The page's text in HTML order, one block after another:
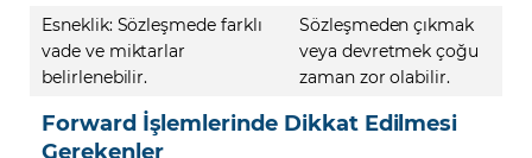
Esneklik: Sözleşmede farklı
vade ve miktarlar
belirlenebilir.
Sözleşmeden çıkmak
veya devretmek çoğu
zaman zor olabilir.
Forward İşlemlerinde Dikkat Edilmesi
Gerekenler